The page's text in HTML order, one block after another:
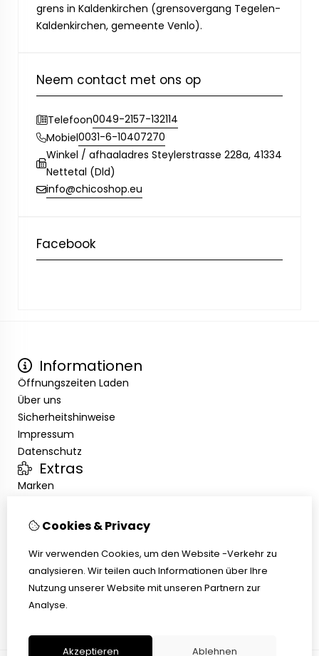
grens in Kaldenkirchen (grensovergang Tegelen-
Kaldenkirchen, gemeente Venlo).
Neem contact met ons op
Telefoon0049-2157-132114
Mobiel0031-6-10407270
Winkel / afhaaladres Steylerstrasse 228a, 41334
Nettetal (Dld)
info@chicoshop.eu
Facebook
Informationen
Öffnungszeiten Laden
Über uns
Sicherheitshinweise
Impressum
Datenschutz
Extras
Marken
Kundenservice
Übersicht
Abholen
AGB
Widerrufsbelehrung
Cookies & Privacy
Wir verwenden Cookies, um den Website -Verkehr zu
analysieren. Wir teilen auch Informationen über Ihre
Nutzung unserer Website mit unseren Partnern zur
Analyse.
Akzeptieren Ablehnen